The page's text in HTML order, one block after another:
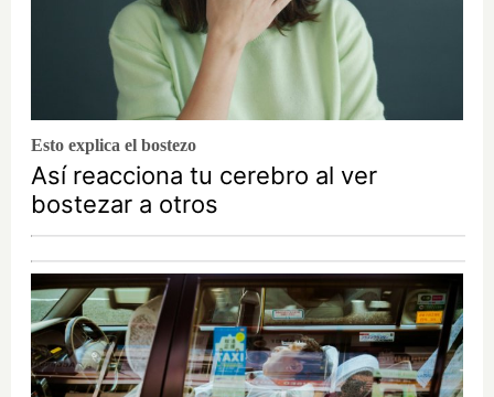
Esto explica el bostezo
Así reacciona tu cerebro al ver
bostezar a otros